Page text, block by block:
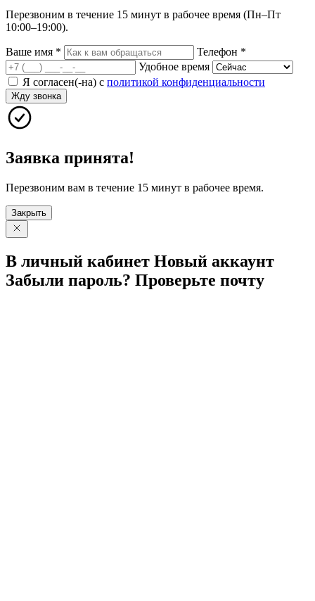
Перезвоним в течение 15 минут в рабочее время (Пн–Пт
10:00–19:00).
Ваше имя * Телефон *
Удобное время
Я согласен(-на) с политикой конфиденциальности
Жду звонка
Заявка принята!
Перезвоним вам в течение 15 минут в рабочее время.
Закрыть
В личный кабинет Новый аккаунт
Забыли пароль? Проверьте почту